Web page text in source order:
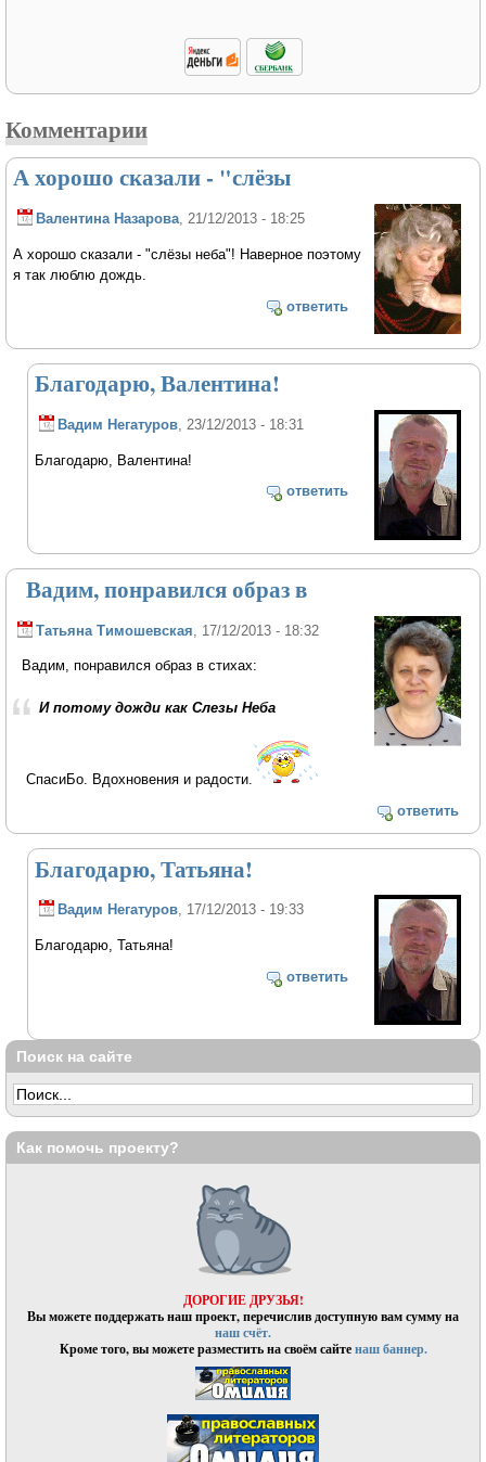
Комментарии
А хорошо сказали - "слёзы
Валентина Назарова, 21/12/2013 - 18:25
А хорошо сказали - "слёзы неба"! Наверное поэтому
я так люблю дождь.
ответить
Благодарю, Валентина!
Вадим Негатуров , 23/12/2013 - 18:31
Благодарю, Валентина!
ответить
Вадим, понравился образ в
Татьяна Тимошевская , 17/12/2013 - 18:32
Вадим, понравился образ в стихах:
И потому дожди как Слезы Неба
СпасиБо. Вдохновения и радости.
ответить
Благодарю, Татьяна!
Вадим Негатуров, 17/12/2013 - 19:33
Благодарю, Татьяна!
ответить
Поиск на сайте
Как помочь проекту?
ДОРОГИЕ ДРУЗЬЯ!
Вы можете поддержать наш проект, перечислив доступную вам сумму на
наш счёт.
Кроме того, вы можете разместить на своём сайтенаш баннер.